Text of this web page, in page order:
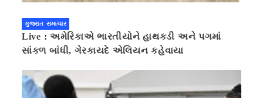
ગુજરાત સમાચાર
Live : અમેરિકાએ ભારતીયોને હાથકડી અને પગમાં
સાંકળ બાંધી, ગેરકાયદે એલિયન કહેવાયા